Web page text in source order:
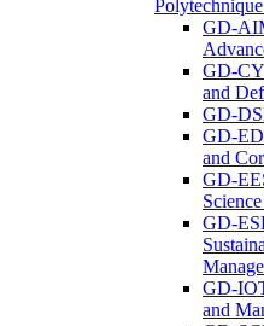
GD-
GD-
and
GD-
GD-
and
GD-
GD-
GD-
and